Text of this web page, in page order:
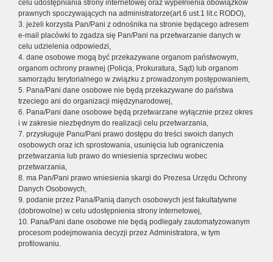
celu udostępniania strony internetowej oraz wypełnienia obowiązków
prawnych spoczywających na administratorze(art.6 ust.1 lit.c RODO),
3. jeżeli korzysta Pan/Pani z odnośnika na stronie będącego adresem
e-mail placówki to zgadza się Pan/Pani na przetwarzanie danych w
celu udzielenia odpowiedzi,
4. dane osobowe mogą być przekazywane organom państwowym,
organom ochrony prawnej (Policja, Prokuratura, Sąd) lub organom
samorządu terytorialnego w związku z prowadzonym postępowaniem,
5. Pana/Pani dane osobowe nie będą przekazywane do państwa
trzeciego ani do organizacji międzynarodowej,
6. Pana/Pani dane osobowe będą przetwarzane wyłącznie przez okres
i w zakresie niezbędnym do realizacji celu przetwarzania,
7. przysługuje Panu/Pani prawo dostępu do treści swoich danych
osobowych oraz ich sprostowania, usunięcia lub ograniczenia
przetwarzania lub prawo do wniesienia sprzeciwu wobec
przetwarzania,
8. ma Pan/Pani prawo wniesienia skargi do Prezesa Urzędu Ochrony
Danych Osobowych,
9. podanie przez Pana/Panią danych osobowych jest fakultatywne
(dobrowolne) w celu udostępnienia strony internetowej,
10. Pana/Pani dane osobowe nie będą podlegały zautomatyzowanym
procesom podejmowania decyzji przez Administratora, w tym
profilowaniu.